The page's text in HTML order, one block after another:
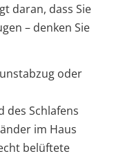
daran, dass Sie
– denken Sie
oder
des Schlafens
im Haus
belüftete